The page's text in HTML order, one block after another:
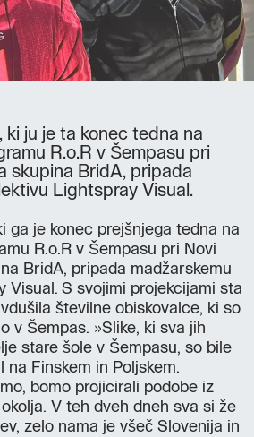
ki ju je ta konec tedna na
R.o.R v Šempasu pri
skupina BridA, pripada
Lightspray Visual.
ga je konec prejšnjega tedna na
R.o.R v Šempasu pri Novi
BridA, pripada madžarskemu
Visual. S svojimi projekcijami sta
številne obiskovalce, ki so
v Šempas. »Slike, ki sva jih
stare šole v Šempasu, so bile
na Finskem in Poljskem.
bomo projicirali podobe iz
V teh dveh dneh sva si že
zelo nama je všeč Slovenija in